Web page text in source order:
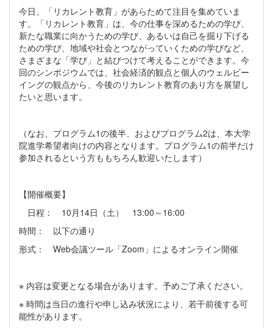
今日、「リカレント教育」があらためて注目を集めていま
す。「リカレント教育」は、今の仕事を深めるための学び、
新たな職業に向かうための学び、あるいは自己を掘り下げる
ための学び、地域や社会とつながっていくための学びなど、
さまざまな「学び」と結びつけて考えることができます。今
回のシンポジウムでは、社会経済的観点と個人のウェルビー
イングの観点から、今後のリカレント教育のあり方を展望し
たいと思います。
（なお、プログラム1の後半、およびプログラム2は、本大学
院進学希望者向けの内容となります。プログラム1の前半だけ
参加されるという方ももちろん歓迎いたします）
【開催概要】
日程： 10月14日（土） 13:00～16:00
時間： 以下の通り
形式： Web会議ツール「Zoom」によるオンライン開催
※ 内容は変更となる場合があります。予めご了承ください。
※ 時間は当日の進行や申し込み状況により、若干前後する可
能性があります。